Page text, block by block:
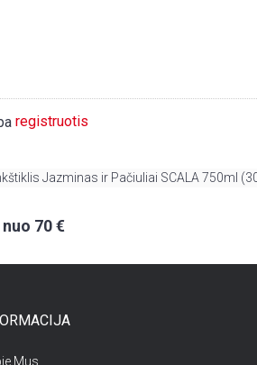
registruotis
Jazminas ir Pačiuliai SCALA 750ml
70 €
Mus